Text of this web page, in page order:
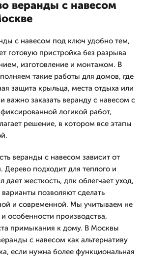
веранды с навесом
с навесом под ключ удобно тем,
готовую пристройка без разрыва
изготовление и монтажом. В
такие работы для домов, где
защита крыльца, места отдыха или
важно заказать веранду с навесом с
логикой работ,
решение, в котором все этапы
веранды с навесом зависит от
подходит для теплого и
дает жесткость, дпк облегчает уход,
позволяют сделать
и современной. Мы учитываем не
особенности производства,
примыкания к дому. В Москвы
с навесом как альтернативу
если нужна более функциональная